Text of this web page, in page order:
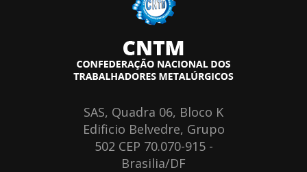
SAS, Quadra 06, Bloco K
Edificio Belvedre, Grupo
502 CEP 70.070-915 -
Brasilia/DF